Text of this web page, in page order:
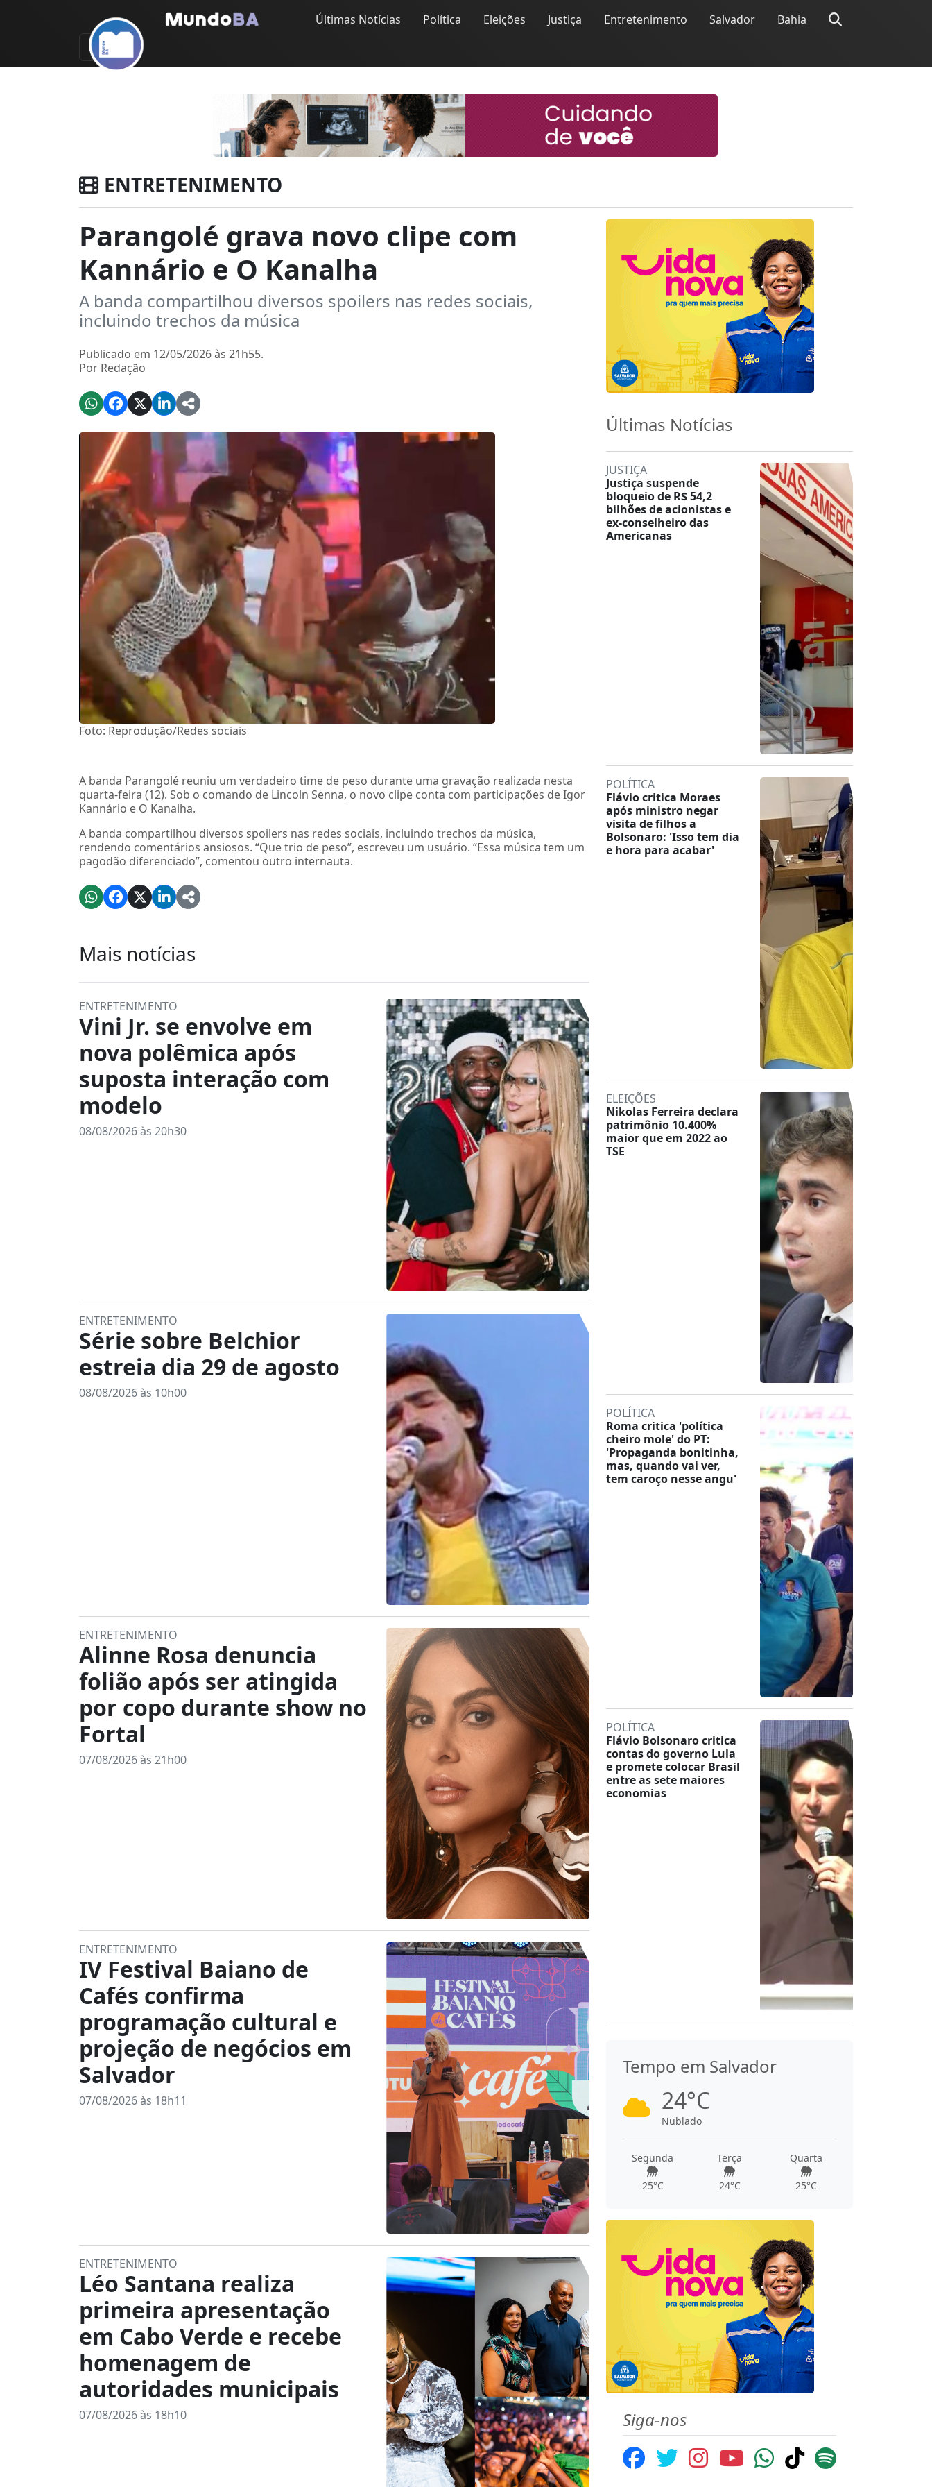
Últimas Notícias Política Eleições Justiça Entretenimento Salvador Bahia
ENTRETENIMENTO
Parangolé grava novo clipe com
Kannário e O Kanalha
A banda compartilhou diversos spoilers nas redes sociais,
incluindo trechos da música
Publicado em 12/05/2026 às 21h55.
Por Redação
Foto: Reprodução/Redes sociais
A banda Parangolé reuniu um verdadeiro time de peso durante uma gravação realizada nesta
quarta-feira (12). Sob o comando de Lincoln Senna, o novo clipe conta com participações de Igor
Kannário e O Kanalha.
A banda compartilhou diversos spoilers nas redes sociais, incluindo trechos da música,
rendendo comentários ansiosos. “Que trio de peso”, escreveu um usuário. “Essa música tem um
pagodão diferenciado”, comentou outro internauta.
Mais notícias
ENTRETENIMENTO
Vini Jr. se envolve em
nova polêmica após
suposta interação com
modelo
08/08/2026 às 20h30
ENTRETENIMENTO
Série sobre Belchior
estreia dia 29 de agosto
08/08/2026 às 10h00
ENTRETENIMENTO
Alinne Rosa denuncia
folião após ser atingida
por copo durante show no
Fortal
07/08/2026 às 21h00
ENTRETENIMENTO
IV Festival Baiano de
Cafés confirma
programação cultural e
projeção de negócios em
Salvador
07/08/2026 às 18h11
ENTRETENIMENTO
Léo Santana realiza
primeira apresentação
em Cabo Verde e recebe
homenagem de
autoridades municipais
07/08/2026 às 18h10
Últimas Notícias
JUSTIÇA
Justiça suspende
bloqueio de R$ 54,2
bilhões de acionistas e
ex-conselheiro das
Americanas
POLÍTICA
Flávio critica Moraes
após ministro negar
visita de filhos a
Bolsonaro: 'Isso tem dia
e hora para acabar'
ELEIÇÕES
Nikolas Ferreira declara
patrimônio 10.400%
maior que em 2022 ao
TSE
POLÍTICA
Roma critica 'política
cheiro mole' do PT:
'Propaganda bonitinha,
mas, quando vai ver,
tem caroço nesse angu'
POLÍTICA
Flávio Bolsonaro critica
contas do governo Lula
e promete colocar Brasil
entre as sete maiores
economias
Tempo em Salvador
24°C
Nublado
Segunda
25°C
Terça
24°C
Quarta
25°C
Siga-nos